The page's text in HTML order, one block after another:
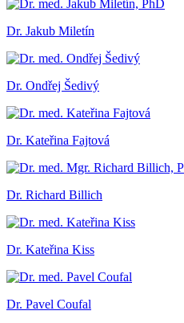
Dr. Jakub Miletín
Dr. Ondřej Šedivý
Dr. Kateřina Fajtová
Dr. Richard Billich
Dr. Kateřina Kiss
Dr. Pavel Coufal